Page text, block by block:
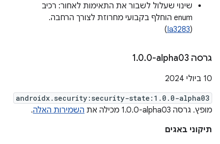
שינוי שעלול לשבור את התאימות לאחור: רכיב
enum הוחלף בקבועי מחרוזת לצורך הרחבה.
(
Ia3283
)
גרסה ‎1 .0.0-alpha03
‫10 ביולי 2024
androidx.security:security-state:1.0.0-alpha03
מופץ. גרסה ‎1.0.0-alpha03 מכילה את השמירות האלה.
תיקוני באגים